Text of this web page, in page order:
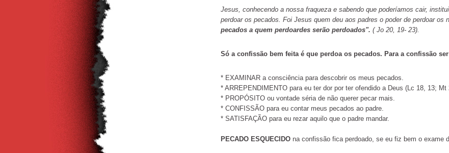
Jesus, conhecendo a nossa fraqueza e sabendo que poderíamos cair,
perdoar os pecados. Foi Jesus quem deu aos padres o poder de perdoar os
pecados a quem perdoardes serão perdoados". ( Jo 20, 19- 23).
Só a confissão bem feita é que perdoa os pecados. Para a confissão
* EXAMINAR a consciência para descobrir os meus pecados.
* ARREPENDIMENTO para eu ter dor por ter ofendido a Deus (Lc 18, 13;
* PROPÓSITO ou vontade séria de não querer pecar mais.
* CONFISSÃO para eu contar meus pecados ao padre.
* SATISFAÇÃO para eu rezar aquilo que o padre mandar.
PECADO ESQUECIDO na confissão fica perdoado, se eu fiz bem o exame